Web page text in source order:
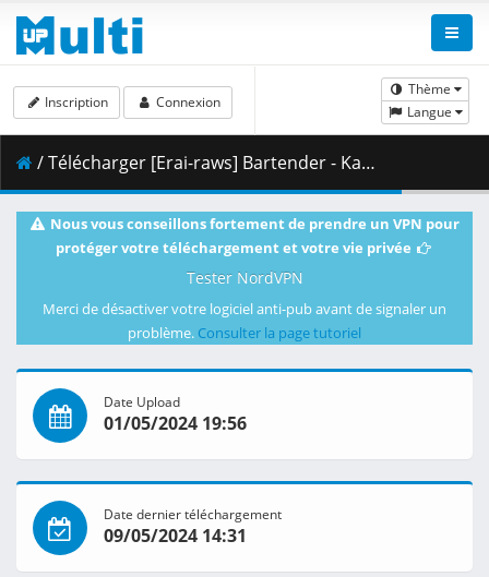
Thème
Langue
Inscription Connexion
/ Télécharger [Erai-raws] Bartender - Kami no Glass - 05 [1080p][Multiple Subtitle][244A245A].mkv.003 ( 465.22 MB )
Nous vous conseillons fortement de prendre un VPN pour
protéger votre téléchargement et votre vie privée
Tester NordVPN
Merci de désactiver votre logiciel anti-pub avant de signaler un
problème. Consulter la page tutoriel
Date Upload
01/05/2024 19:56
Date dernier téléchargement
09/05/2024 14:31